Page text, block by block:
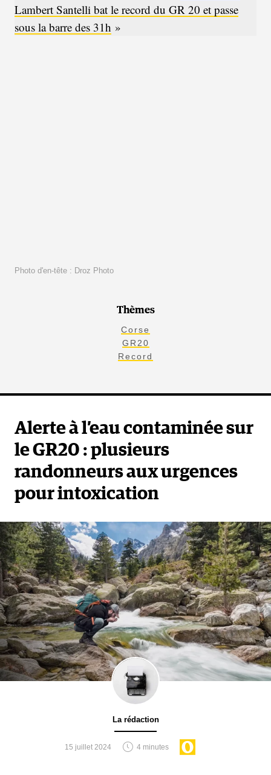
Lambert Santelli bat le record du GR 20 et passe
sous la barre des 31h »
Photo d'en-tête : Droz Photo
Thèmes
Corse
GR20
Record
Alerte à l’eau contaminée sur
le GR20 : plusieurs
randonneurs aux urgences
pour intoxication
La rédaction
15 juillet 2024 4 minutes